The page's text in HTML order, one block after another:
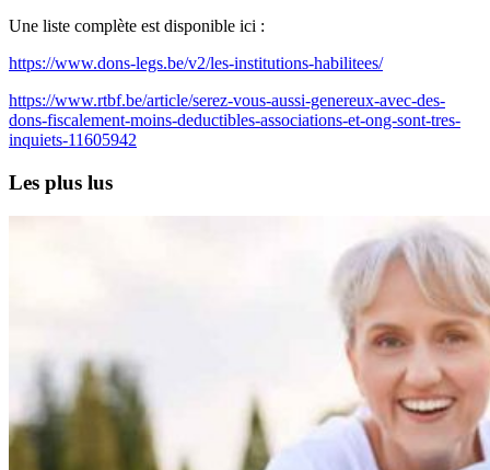
Une liste complète est disponible ici :
https://www.dons-legs.be/v2/les-institutions-habilitees/
https://www.rtbf.be/article/serez-vous-aussi-genereux-avec-des-
dons-fiscalement-moins-deductibles-associations-et-ong-sont-tres-
inquiets-11605942
Les plus lus